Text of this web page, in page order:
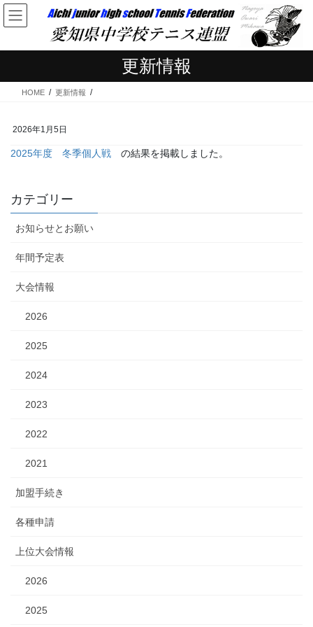
コ
ン
ン
へ
ナ
ビ
ー
ョ
更新情報
HOME 更新情報
2026年1月5日
2025年度 冬季個人戦 の結果を掲載しました。
カテゴリー
お知らせとお願い
年間予定表
大会情報
2026
2025
2024
2023
2022
2021
加盟手続き
各種申請
上位大会情報
2026
2025